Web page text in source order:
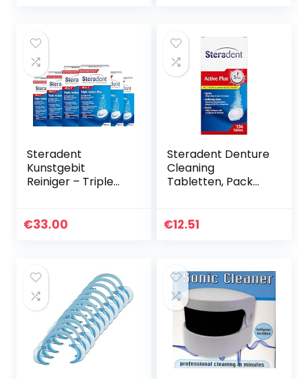
Steradent
Kunstgebit
Reiniger – Triple
€33.00
Steradent Denture
Cleaning
Tabletten, Pack
€12.51